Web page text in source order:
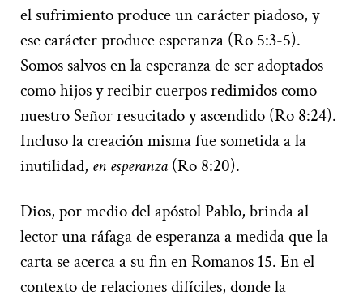
el sufrimiento produce un carácter piadoso, y
ese carácter produce esperanza (Ro 5:3-5).
Somos salvos en la esperanza de ser adoptados
como hijos y recibir cuerpos redimidos como
nuestro Señor resucitado y ascendido (Ro 8:24).
Incluso la creación misma fue sometida a la
inutilidad, en esperanza (Ro 8:20).
Dios, por medio del apóstol Pablo, brinda al
lector una ráfaga de esperanza a medida que la
carta se acerca a su fin en Romanos 15. En el
contexto de relaciones difíciles, donde la